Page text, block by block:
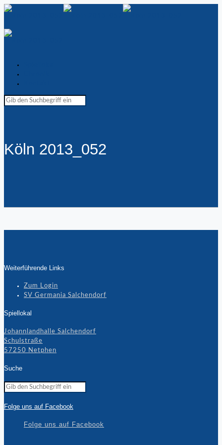
Köln 2013_052
Weiterführende Links
Zum Login
SV Germania Salchendorf
Spiellokal
Johannlandhalle Salchendorf
Schulstraße
57250 Netphen
Suche
Folge uns auf Facebook
Folge uns auf Facebook